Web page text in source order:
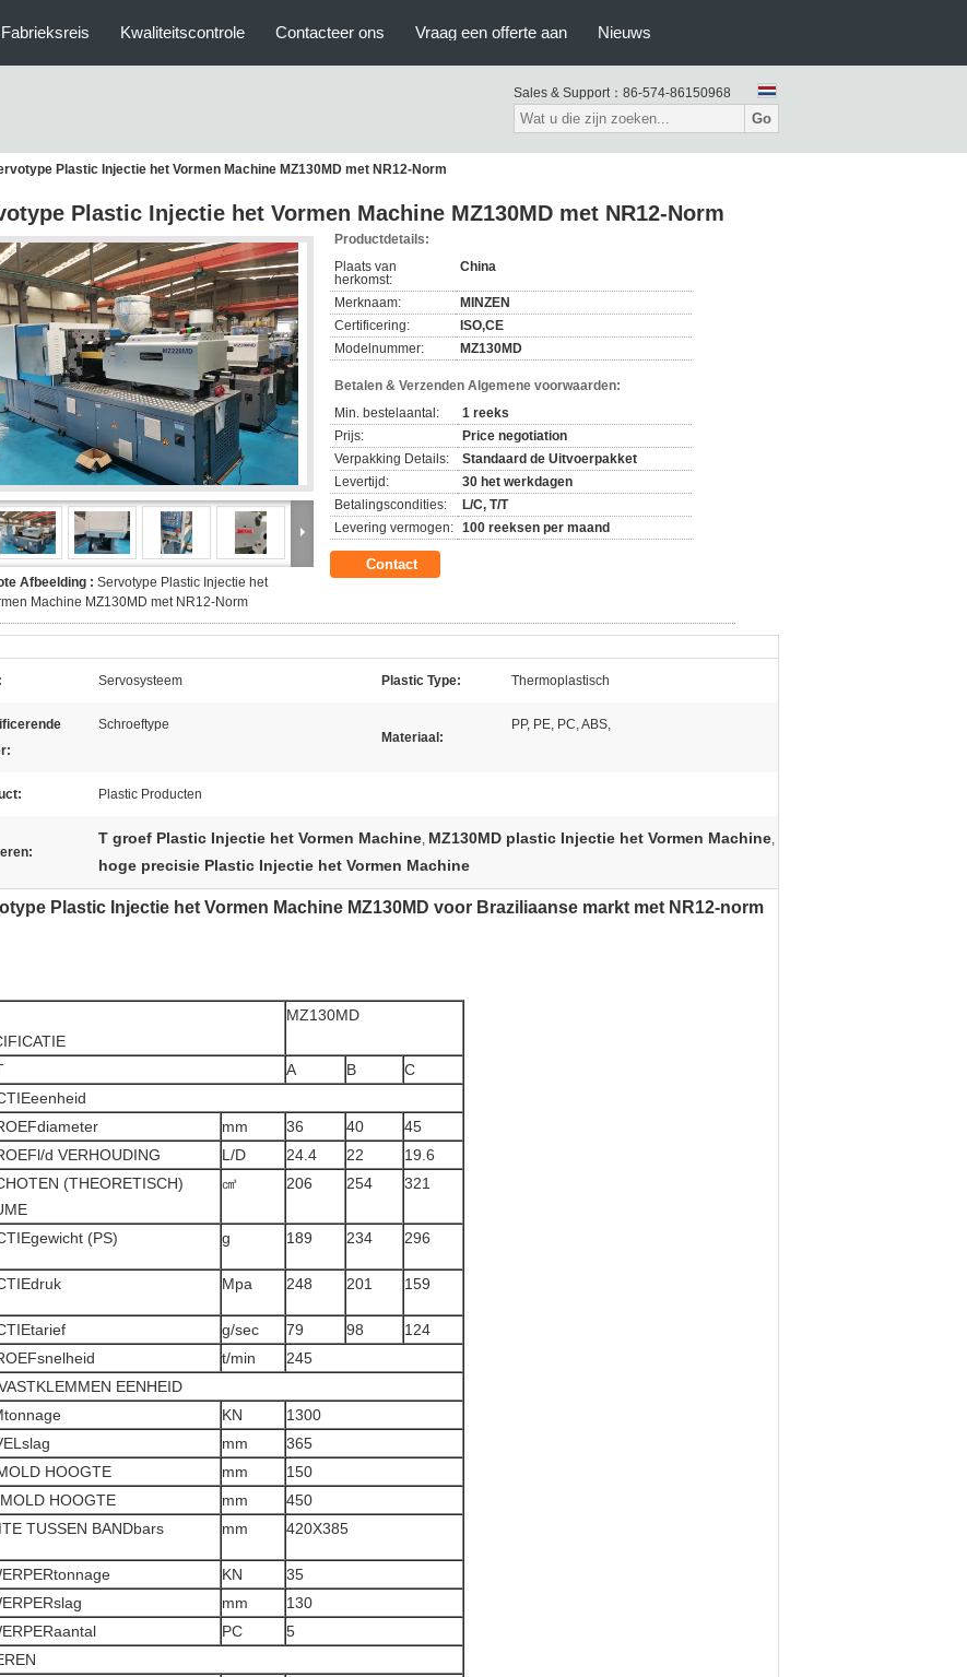
Fabrieksreis Kwaliteitscontrole Contacteer ons Vraag een offerte aan Nieuws
Sales & Support： 86-574-86150968
Go
Plastic Injectie het Vormen Machine MZ130MD met NR12-Norm
Plastic Injectie het Vormen Machine MZ130MD met NR12-Norm
Afbeelding : Servotype Plastic Injectie het
Machine MZ130MD met NR12-Norm
Productdetails:
Plaats van
herkomst:
China
Merknaam:
MINZEN
Certificering:
ISO,CE
Modelnummer:
MZ130MD
Betalen & Verzenden Algemene voorwaarden:
Min. bestelaantal:
1 reeks
Prijs:
Price negotiation
Verpakking Details:
Standaard de Uitvoerpakket
Levertijd:
30 het werkdagen
Betalingscondities:
L/C, T/T
Levering vermogen: 100 reeksen per maand
Contact
Servosysteem Plastic Type: Thermoplastisch
Schroeftype
Materiaal:
PP, PE, PC, ABS,
Plastic Producten
T groef Plastic Injectie het Vormen Machine, MZ130MD plastic Injectie het Vormen Machine,
hoge precisie Plastic Injectie het Vormen Machine
Plastic Injectie het Vormen Machine MZ130MD voor Braziliaanse markt met NR12-norm
MZ130MD
A B
C
mm 36 40
45
d VERHOUDING
L/D 24.4 22
19.6
(THEORETISCH)
㎤ 206 254 321
(PS) g 189 234 296
Mpa 248 201 159
g/sec 79 98
124
t/min
245
EENHEID
KN
1300
mm
365
HOOGTE
mm
150
HOOGTE
mm
450
TUSSEN BANDbars
mm 420X385
KN
35
mm
130
PC
5